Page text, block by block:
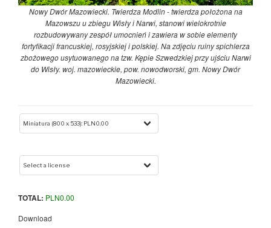
Nowy Dwór Mazowiecki. Twierdza Modlin - twierdza położona na
Mazowszu u zbiegu Wisły i Narwi, stanowi wielokrotnie
rozbudowywany zespół umocnień i zawiera w sobie elementy
fortyfikacji francuskiej, rosyjskiej i polskiej. Na zdjęciu ruiny spichlerza
zbożowego usytuowanego na tzw. Kępie Szwedzkiej przy ujściu Narwi
do Wisły. woj. mazowieckie, pow. nowodworski, gm. Nowy Dwór
Mazowiecki.
TOTAL: PLN0.00
Download